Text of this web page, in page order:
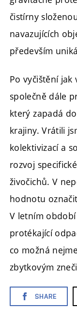
čistírny
navazujících
především
Po vyčištění
společně dále
který zapadá
krajiny. Vrátili
kolektivizací a
rozvoj
živočichů. V
hodnotu
V letním
protékající
co možná
zbytkovým
SHARE